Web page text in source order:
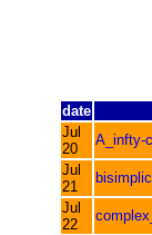
date
Jul
20
A_infty-
Jul
21
Jul
22